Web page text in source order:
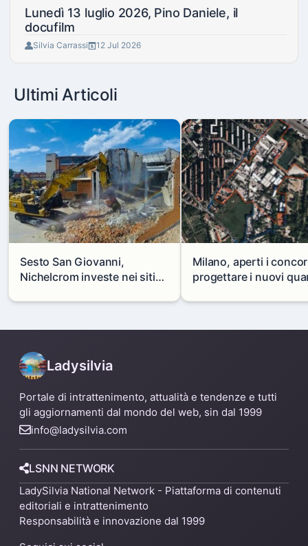
Lunedì 13 luglio 2026, Pino Daniele, il
docufilm
Silvia Carrassi 12 Jul 2026
Ultimi Articoli
Sesto San Giovanni,
Nichelcrom investe nei siti
capannone per fare spazio a
Milano, aperti i
progettare i nuovi
Mare
Ladysilvia
Portale di intrattenimento, attualità e tendenze e tutti
gli aggiornamenti dal mondo del web, sin dal 1999
info@ladysilvia.com
LSNN NETWORK
LadySilvia National Network - Piattaforma di contenuti
editoriali e intrattenimento
Responsabilità e innovazione dal 1999